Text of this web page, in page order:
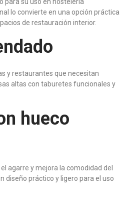
lo convierte en una opción práctica
de restauración interior.
y restaurantes que necesitan
altas con taburetes funcionales y
hueco
agarre y mejora la comodidad del
diseño práctico y ligero para el uso